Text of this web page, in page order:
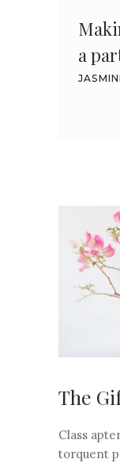
a
The
Class
torquent